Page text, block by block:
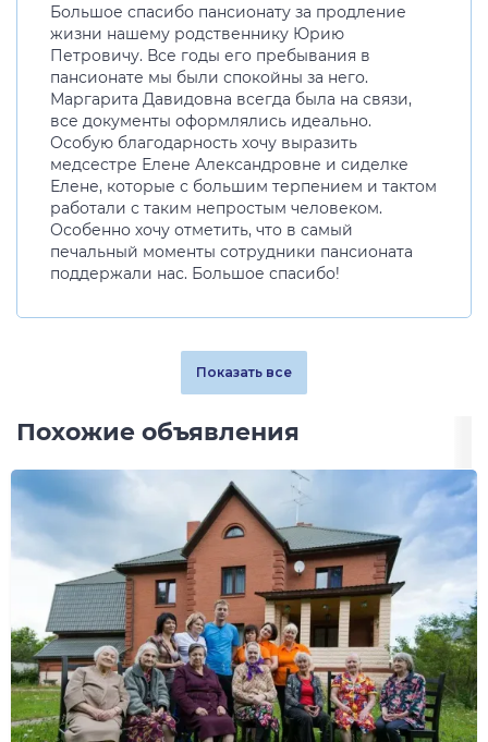
Большое спасибо пансионату за продление
жизни нашему родственнику Юрию
Петровичу. Все годы его пребывания в
пансионате мы были спокойны за него.
Маргарита Давидовна всегда была на связи,
все документы оформлялись идеально.
Особую благодарность хочу выразить
медсестре Елене Александровне и сиделке
Елене, которые с большим терпением и тактом
работали с таким непростым человеком.
Особенно хочу отметить, что в самый
печальный моменты сотрудники пансионата
поддержали нас. Большое спасибо!
Показать все
Похожие объявления